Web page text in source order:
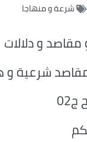
شرعة و منهاجا
مقاصد و دلالات
شرعية و